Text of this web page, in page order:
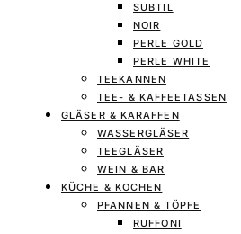
SUBTIL
NOIR
PERLE GOLD
PERLE WHITE
TEEKANNEN
TEE- & KAFFEETASSEN
GLÄSER & KARAFFEN
WASSERGLÄSER
TEEGLÄSER
WEIN & BAR
KÜCHE & KOCHEN
PFANNEN & TÖPFE
RUFFONI